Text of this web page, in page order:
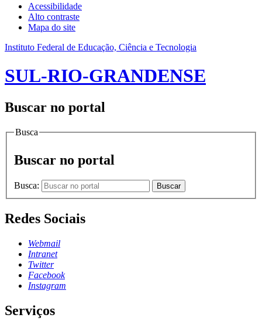
Acessibilidade
Alto contraste
Mapa do site
Instituto Federal de Educação, Ciência e Tecnologia
SUL-RIO-GRANDENSE
Buscar no portal
Busca
Buscar no portal
Busca: Buscar
Redes Sociais
Webmail
Intranet
Twitter
Facebook
Instagram
Serviços